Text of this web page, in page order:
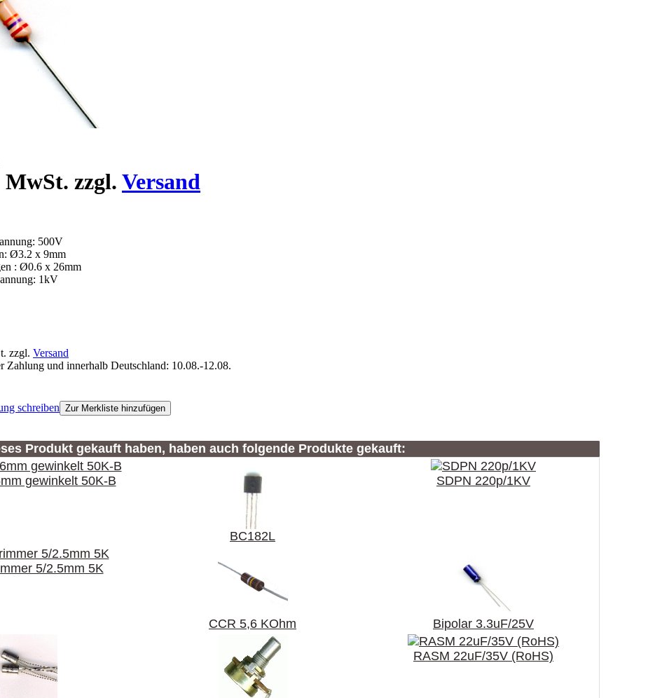
zzgl. Versand
500V
Ø3.2 x 9mm
: Ø0.6 x 26mm
1kV
zzgl. Versand
Zahlung und innerhalb Deutschland: 10.08.-12.08.
schreiben Zur Merkliste hinzufügen
Produkt gekauft haben, haben auch folgende Produkte gekauft:
gewinkelt 50K-B
BC182L
SDPN 220p/1KV
5/2.5mm 5K
CCR 5,6 KOhm Bipolar 3.3uF/25V
RASM 22uF/35V (RoHS)